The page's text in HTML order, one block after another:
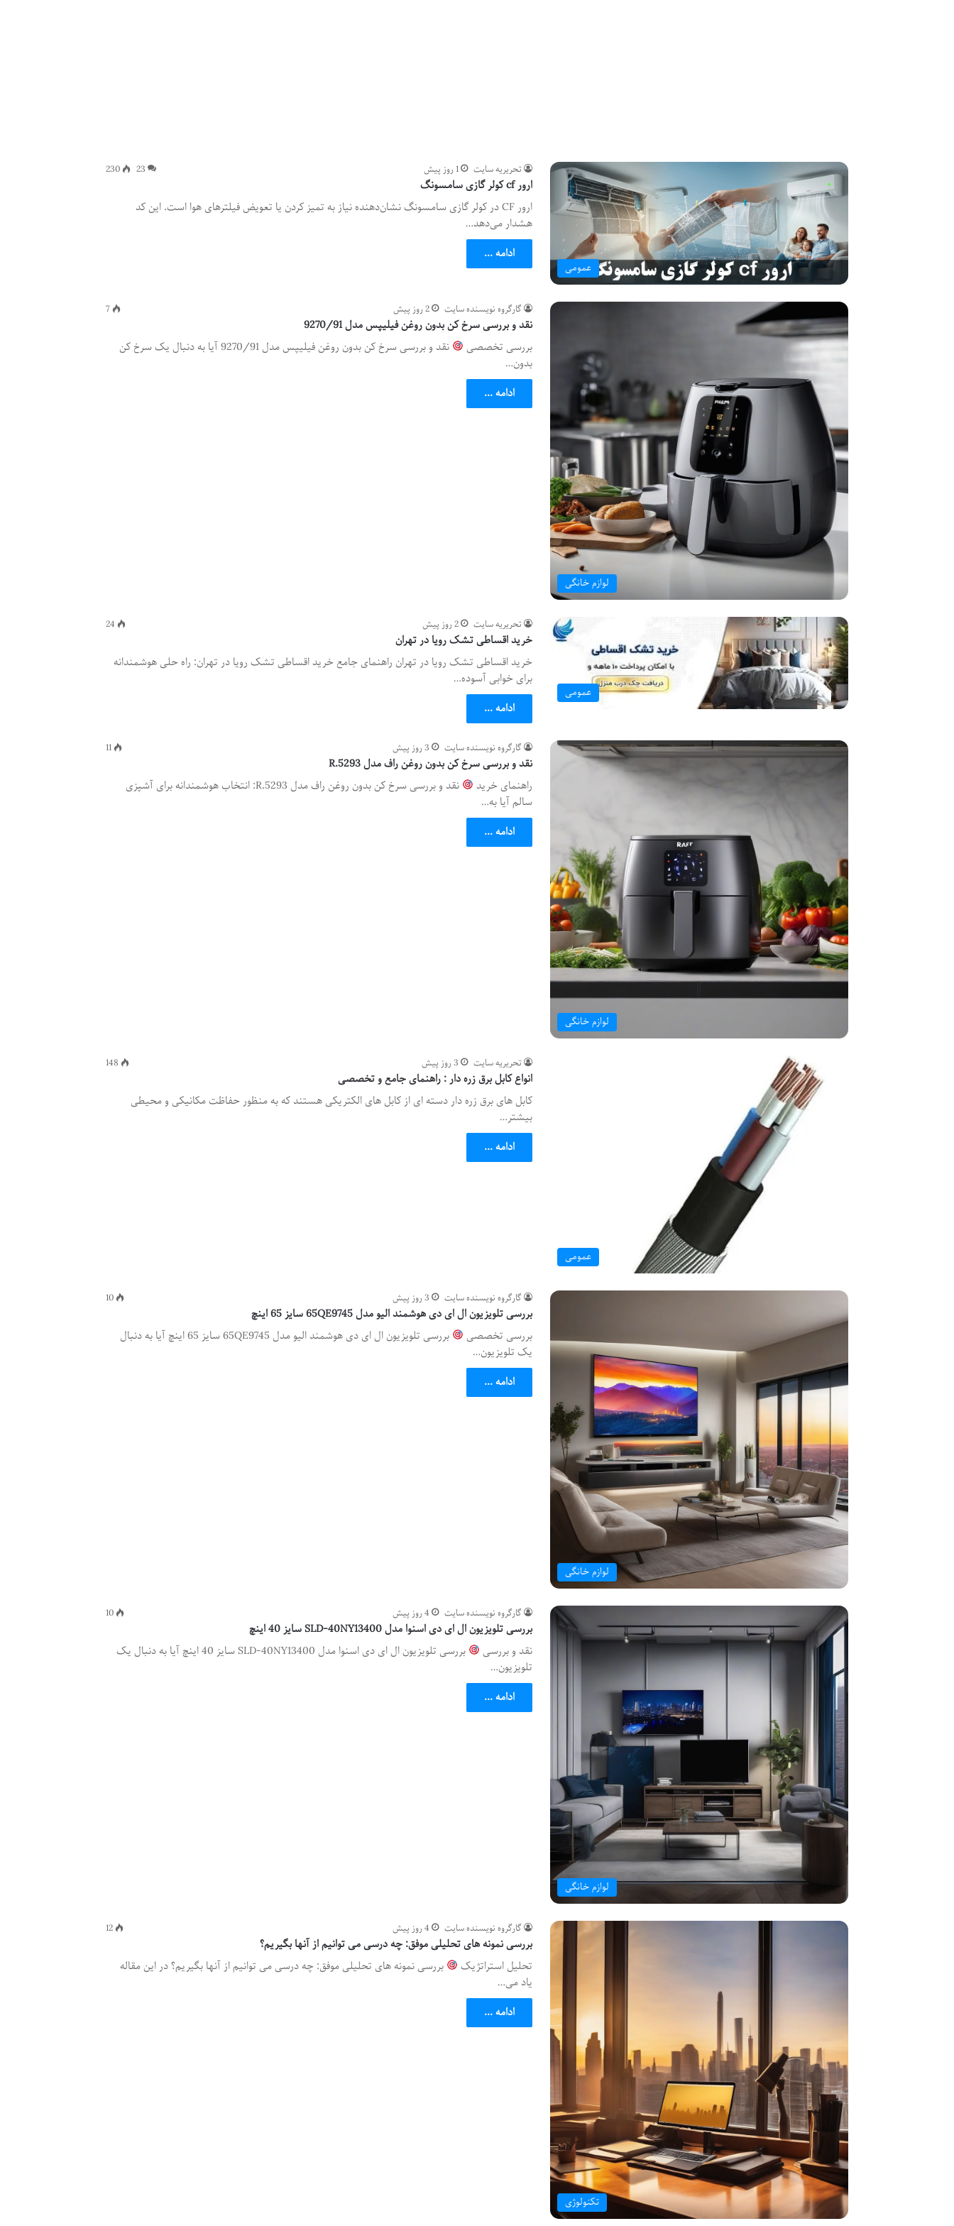
عمومی
تحریریه سایت 1 روز پیش 23
230
ارور cf کولر گازی سامسونگ
ارور CF در کولر گازی سامسونگ نشان‌دهنده نیاز به تمیز کردن یا تعویض فیلترهای هوا است. این کد
هشدار می‌دهد…
ادامه ...
لوازم خانگی
گارگروه نویسنده سایت 2 روز پیش 7
نقد و بررسی سرخ کن بدون روغن فیلیپس مدل 9270/91
بررسی تخصصی
نقد و بررسی سرخ کن بدون روغن فیلیپس مدل 9270/91 آیا به دنبال یک سرخ کن
بدون…
ادامه ...
عمومی
تحریریه سایت 2 روز پیش 24
خرید اقساطی تشک رویا در تهران
خرید اقساطی تشک رویا در تهران راهنمای جامع خرید اقساطی تشک رویا در تهران: راه حلی هوشمندانه
برای خوابی آسوده…
ادامه ...
لوازم خانگی
گارگروه نویسنده سایت 3 روز پیش 11
نقد و بررسی سرخ کن بدون روغن راف مدل R.5293
راهنمای خرید
نقد و بررسی سرخ کن بدون روغن راف مدل R.5293: انتخاب هوشمندانه برای آشپزی
سالم آیا به…
ادامه ...
عمومی
تحریریه سایت 3 روز پیش 148
انواع کابل برق زره دار : راهنمای جامع و تخصصی
کابل های برق زره دار دسته ای از کابل های الکتریکی هستند که به منظور حفاظت مکانیکی و محیطی
بیشتر…
ادامه ...
لوازم خانگی
گارگروه نویسنده سایت 3 روز پیش 10
بررسی تلویزیون ال ای دی هوشمند الیو مدل 65QE9745 سایز 65 اینچ
بررسی تخصصی
بررسی تلویزیون ال ای دی هوشمند الیو مدل 65QE9745 سایز 65 اینچ آیا به دنبال
یک تلویزیون…
ادامه ...
لوازم خانگی
گارگروه نویسنده سایت 4 روز پیش 10
بررسی تلویزیون ال ای دی اسنوا مدل SLD-40NY13400 سایز 40 اینچ
نقد و بررسی
بررسی تلویزیون ال ای دی اسنوا مدل SLD-40NY13400 سایز 40 اینچ آیا به دنبال یک
تلویزیون…
ادامه ...
تکنولوژی
گارگروه نویسنده سایت 4 روز پیش 12
بررسی نمونه های تحلیلی موفق: چه درسی می توانیم از آنها بگیریم؟
تحلیل استراتژیک
بررسی نمونه های تحلیلی موفق: چه درسی می توانیم از آنها بگیریم؟ در این مقاله
یاد می…
ادامه ...